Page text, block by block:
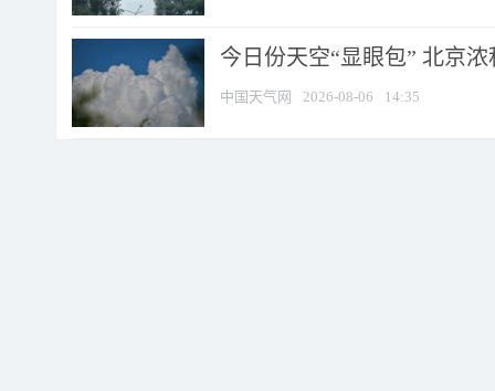
今日份天空“显眼包” 北京
中国天气网 2026-08-06 14:35